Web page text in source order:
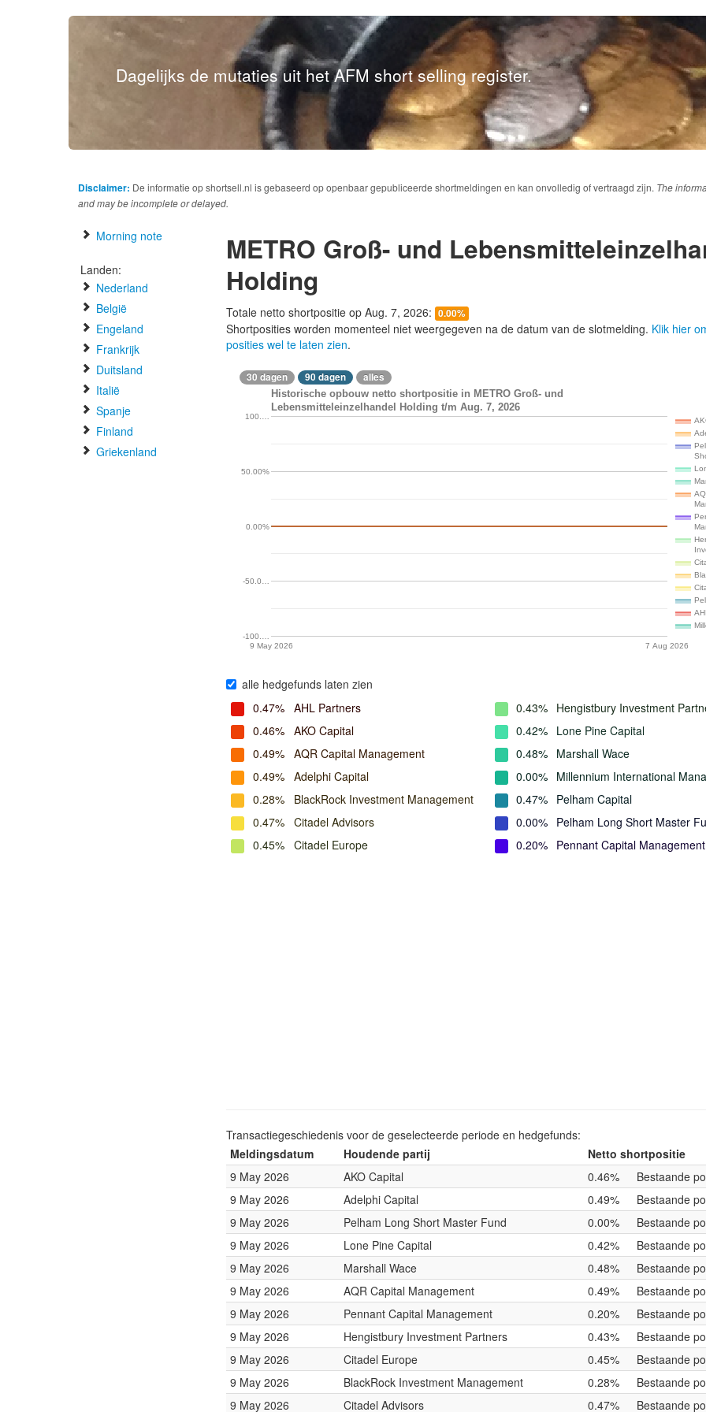
Dagelijks de mutaties uit het AFM short selling register.
Disclaimer: De informatie op shortsell.nl is gebaseerd op openbaar gepubliceerde shortmeldingen en kan onvolledig of vertraagd zijn. The
and may be incomplete or delayed.
Morning note
Landen:
Nederland
België
Engeland
Frankrijk
Duitsland
Italië
Spanje
Finland
Griekenland
METRO Groß- und
Holding
Totale netto shortpositie op Aug. 7, 2026: 0.00%
Shortposities worden momenteel niet weergegeven na de datum van de slotmelding. Klik hier
posities wel te laten zien.
30 dagen 90 dagen alles
Historische opbouw netto shortpositie in METRO Groß- und
Lebensmitteleinzelhandel Holding t/m Aug. 7, 2026
9 May 2026 7 Aug 2026
-100.…
-50.0…
0.00%
50.00%
100.…
alle hedgefunds laten zien
0.47% AHL Partners
0.46% AKO Capital
0.49% AQR Capital Management
0.49% Adelphi Capital
0.28%
BlackRock Investment Management
0.47% Citadel Advisors
0.45% Citadel Europe
0.43% Hengistbury Investment
0.42% Lone Pine Capital
0.48% Marshall Wace
0.00% Millennium International
0.47% Pelham Capital
0.00% Pelham Long Short Master
0.20% Pennant Capital Management
Transactiegeschiedenis voor de geselecteerde periode en hedgefunds:
Meldingsdatum
Houdende partij
Netto shortpositie
9 May 2026
AKO Capital 0.46%
Bestaande
9 May 2026
Adelphi Capital 0.49%
Bestaande
9 May 2026
Pelham Long Short Master Fund 0.00%
Bestaande
9 May 2026
Lone Pine Capital 0.42%
Bestaande
9 May 2026
Marshall Wace 0.48%
Bestaande
9 May 2026
AQR Capital Management 0.49%
Bestaande
9 May 2026
Pennant Capital Management 0.20%
Bestaande
9 May 2026
Hengistbury Investment Partners 0.43%
Bestaande
9 May 2026
Citadel Europe 0.45%
Bestaande
9 May 2026
BlackRock Investment Management 0.28%
Bestaande
9 May 2026
Citadel Advisors 0.47% Bestaande